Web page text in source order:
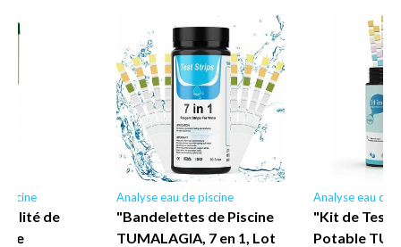
de
Analyse eau de piscine
"Bandelettes de Piscine
TUMALAGIA, 7 en 1, Lot
Analyse eau de
"Kit de Test
Potable